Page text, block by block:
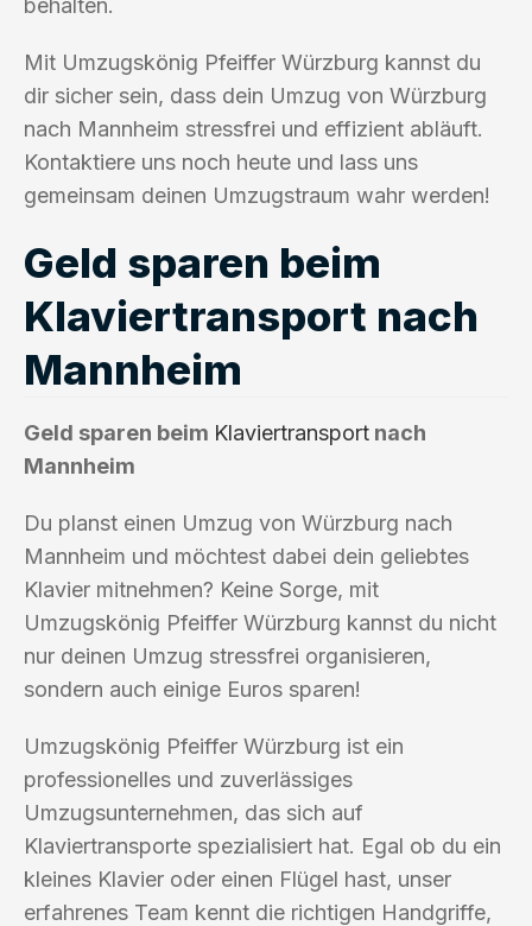
behalten.
Mit Umzugskönig Pfeiffer Würzburg kannst du
dir sicher sein, dass dein Umzug von Würzburg
nach Mannheim stressfrei und effizient abläuft.
Kontaktiere uns noch heute und lass uns
gemeinsam deinen Umzugstraum wahr werden!
Geld sparen beim
Klaviertransport nach
Mannheim
Geld sparen beim Klaviertransport nach
Mannheim
Du planst einen Umzug von Würzburg nach
Mannheim und möchtest dabei dein geliebtes
Klavier mitnehmen? Keine Sorge, mit
Umzugskönig Pfeiffer Würzburg kannst du nicht
nur deinen Umzug stressfrei organisieren,
sondern auch einige Euros sparen!
Umzugskönig Pfeiffer Würzburg ist ein
professionelles und zuverlässiges
Umzugsunternehmen, das sich auf
Klaviertransporte spezialisiert hat. Egal ob du ein
kleines Klavier oder einen Flügel hast, unser
erfahrenes Team kennt die richtigen Handgriffe,